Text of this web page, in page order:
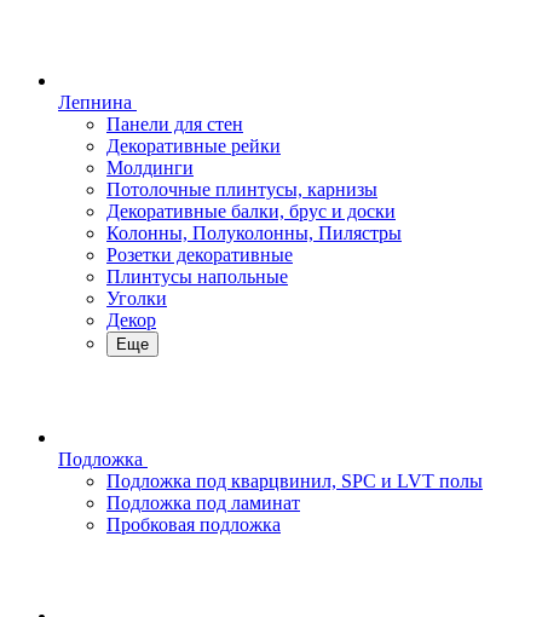
Лепнина
Панели для стен
Декоративные рейки
Молдинги
Потолочные плинтусы, карнизы
Декоративные балки, брус и доски
Колонны, Полуколонны, Пилястры
Розетки декоративные
Плинтусы напольные
Уголки
Декор
Еще
Подложка
Подложка под кварцвинил, SPC и LVT полы
Подложка под ламинат
Пробковая подложка